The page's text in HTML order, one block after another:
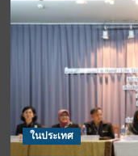
ในประเทศ